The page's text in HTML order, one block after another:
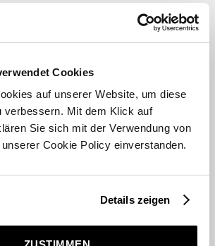
Cookies
auf unserer Website, um diese
verbessern. Mit dem Klick auf
Sie sich mit der Verwendung von
Cookie Policy einverstanden.
Details zeigen